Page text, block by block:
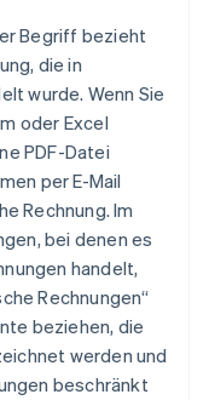
Begriff bezieht
die in
wurde. Wenn Sie
oder Excel
PDF-Datei
per E-Mail
Rechnung. Im
bei denen es
handelt,
Rechnungen“
beziehen, die
werden und
beschränkt